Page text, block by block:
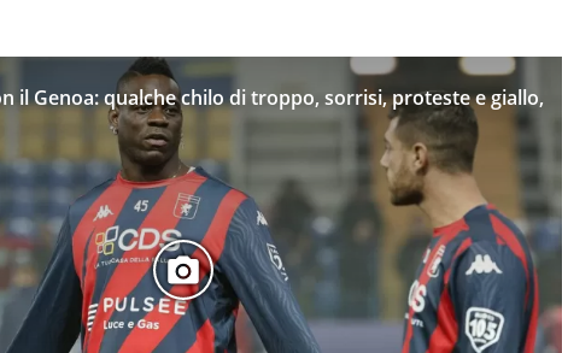
il Genoa: qualche chilo di troppo, sorrisi, proteste e giallo,